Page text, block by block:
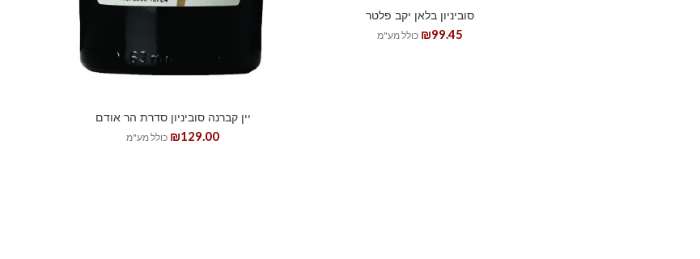
סוביניון בלאן יקב פלטר
₪99.45 כולל מע"מ
יין קברנה סוביניון סדרת הר אודם
₪129.00 כולל מע"מ